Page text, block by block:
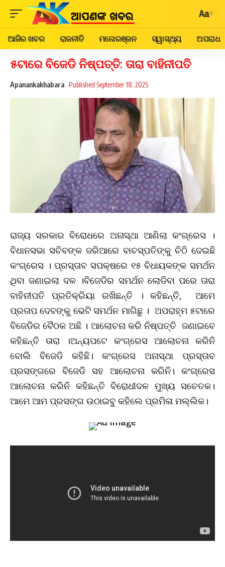
Aa
ଆଜିର ଖବର ରାଜନୀତି ମନୋରଞ୍ଜନ ସ୍ୱାସ୍ଥ୍ୟ ଅପରାଧ
୫ଟାରେ ବିଜେଡି ନିଷ୍ପତ୍ତି: ତାରା ବାହିନୀପତି
Apanankakhabara Published September 18, 2025
ରାଜ୍ୟ ସରକାର ବିରୋଧରେ ଅନାସ୍ଥା ଆଣିଲା କଂଗ୍ରେସ ।
ବିଧାନସଭା ସଚିବଙ୍କ ଜରିଆରେ ବାଚସ୍ପତିଙ୍କୁ ଚିଠି ଦେଇଛି
କଂଗ୍ରେସ । ପ୍ରସ୍ତାବ ସପକ୍ଷରେ ୧୫ ବିଧାୟକଙ୍କ ସମର୍ଥନ
ଥିବା ଜଣାଇଲା ଦଳ ।ବିଜେଡିର ସମର୍ଥନ ଲୋଡିବା ପରେ ତାରା
ବାହିନୀପତି ପ୍ରତିକ୍ରିୟା ରଖିଛନ୍ତି । କହିଛନ୍ତି, ଆମେ
ପ୍ରତାପ ଦେବଙ୍କୁ ଭେଟି ସମର୍ଥନ ମାଗିଛୁ । ଅପରାହ୍ମ ୫ଟାରେ
ବିଜେଡିର ବୈଠକ ଅଛି । ଆଲୋଚନା କରି ନିଷ୍ପତ୍ତି ଜଣାଇବେ
କହିଛନ୍ତି ତାରା ।ଅନ୍ୟପଟେ କଂଗ୍ରେସ ଆଲୋଚନା କରିନି
ବୋଲି ବିଜେଡି କହିଛି। କଂଗ୍ରେସ ଅନାସ୍ଥା ପ୍ରସ୍ତାବ
ପ୍ରସଙ୍ଗରେ ବିଜେଡି ସହ ଆଲୋଚନା କରିନି। କଂଗ୍ରେସ
ଆଲୋଚନା କରିନି କହିଛନ୍ତି ବିରୋଧୀଦଳ ମୁଖ୍ୟ ସଚେତକ।
ଆମେ ଆମ ପ୍ରସଙ୍ଗ ଉଠାଇବୁ କହିଲେ ପ୍ରମିଳା ମଲ୍ଲିକ।